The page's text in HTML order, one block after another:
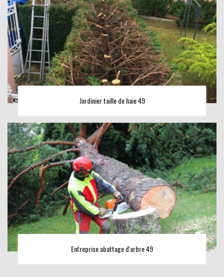
Jardinier taille de haie 49
Entreprise abattage d'arbre 49